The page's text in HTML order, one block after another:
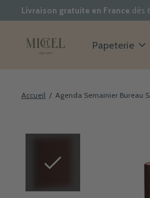
Livraison gratuite en France dès
Papeterie
Accueil / Agenda Semainier Bureau